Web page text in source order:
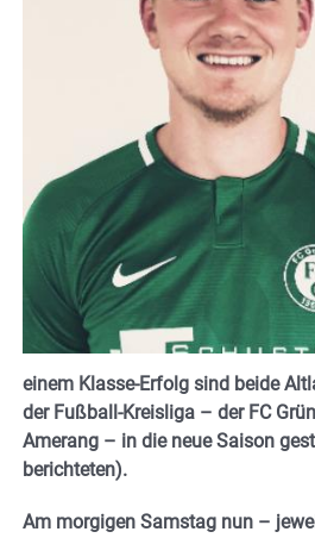
einem Klasse-Erfolg sind beide
der Fußball-Kreisliga – der FC
Amerang – in die neue Saison
berichteten).
Am morgigen Samstag nun –